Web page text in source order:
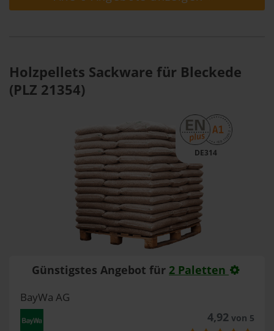
Holzpellets Sackware für Bleckede
(PLZ 21354)
DE314
Günstigstes Angebot für 2 Paletten
BayWa AG
4,92von 5